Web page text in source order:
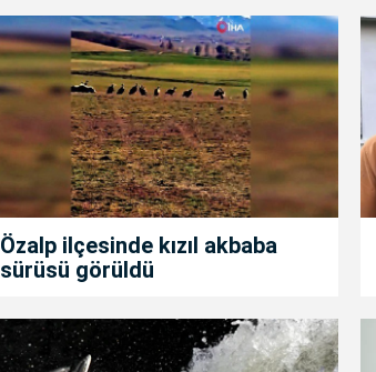
Özalp ilçesinde kızıl akbaba
sürüsü görüldü